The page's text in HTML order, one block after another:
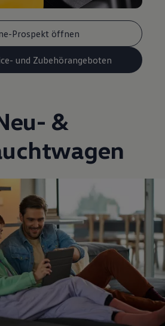
Prospekt öffnen
und Zubehörangeboten
&